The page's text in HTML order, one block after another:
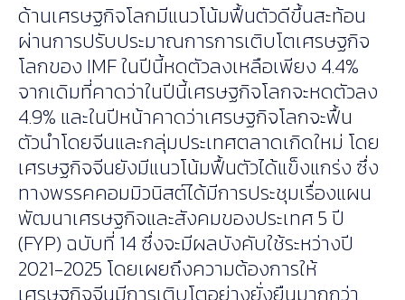
ด้านเศรษฐกิจโลกมีแนวโน้มฟื้นตัวดีขึ้นสะท้อน
ผ่านการปรับประมาณการการเติบโตเศรษฐกิจ
โลกของ IMF ในปีนี้หดตัวลงเหลือเพียง 4.4%
จากเดิมที่คาดว่าในปีนี้เศรษฐกิจโลกจะหดตัวลง
4.9% และในปีหน้าคาดว่าเศรษฐกิจโลกจะฟื้น
ตัวนำโดยจีนและกลุ่มประเทศตลาดเกิดใหม่ โดย
เศรษฐกิจจีนยังมีแนวโน้มฟื้นตัวได้แข็งแกร่ง ซึ่ง
ทางพรรคคอมมิวนิสต์ได้มีการประชุมเรื่องแผน
พัฒนาเศรษฐกิจและสังคมของประเทศ 5 ปี
(FYP) ฉบับที่ 14 ซึ่งจะมีผลบังคับใช้ระหว่างปี
2021-2025 โดยเผยถึงความต้องการให้